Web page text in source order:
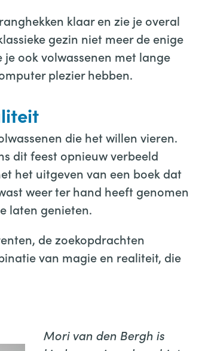
klaar en zie je overal
gezin niet meer de enige
ook volwassenen met lange
plezier hebben.
die het willen vieren.
dit feest opnieuw verbeeld
het uitgeven van een boek dat
weer ter hand heeft genomen
laten genieten.
de zoekopdrachten
van magie en realiteit, die
Mori van den Bergh is